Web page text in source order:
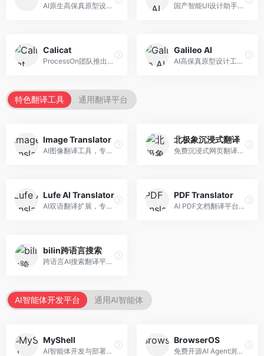
AI原生高保真原型设计工具，专注于智能设计生成。面向设计师，提供界面生成、设计优化、原型制作等服务，设计自动化程度高。 国产智能UI设计助手，专注于界面设计自动化。面向UI设计师，提供界面生成、组件设计、设计系统构建等服务，中文用户适配性好。
Calicat
ProcessOn团队推出的产设研协作平台，整合设计与协作功能。面向产品团队，提供设计协作、文档管理、团队沟通等服务，产研协作便捷。
Galileo AI
AI高保真原型设计工具，专注于UI界面生成。面向设计师和产品团队，提供界面生成、交互设计、设计优化等服务，界面质量高。
特色翻译工具 通用翻译平台
Image Translator
AI图像翻译工具，专注于图片文字翻译。面向设计师和电商从业者，提供图片文字识别、翻译、替换等服务，图像翻译效果好。
北极象沉浸式翻译
免费沉浸式网页翻译工具，专注于阅读体验。面向普通用户，提供网页双语翻译、文档翻译等服务，免费使用，翻译质量高。
Lufe AI Translator
AI双语翻译扩展，专注于浏览器翻译场景。面向外语内容阅读者，提供网页双语翻译、划词翻译等服务，浏览器集成便捷。
PDF Translator
AI PDF文档翻译平台，专注于文档本地化。面向商务人士，提供PDF翻译、格式保留、批量处理等服务，文档翻译专业。
bilin跨语言搜索
跨语言AI搜索翻译平台，专注于信息获取。面向研究者和内容创作者，提供跨语言搜索、内容翻译、信息整合等服务，跨语言检索能力强。
AI智能体开发平台 通用AI智能体
MyShell
AI智能体开发与部署平台，专注于语音交互智能体。面向开发者，提供语音智能体创建、部署服务、社区分享等功能，语音交互能力强。
BrowserOS
免费开源AI Agent浏览器，专注于浏览器自动化。面向开发者，提供浏览器控制、任务自动化、API接口等服务，开源免费。